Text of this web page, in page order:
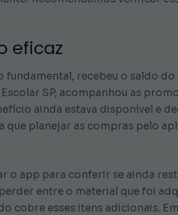
eficaz
fundamental, recebeu o saldo
SP, acompanhou as
ainda estava disponível e
que planejar as compras pelo
o app para conferir se ainda
entre o material que foi
cobre esses itens adicionais.